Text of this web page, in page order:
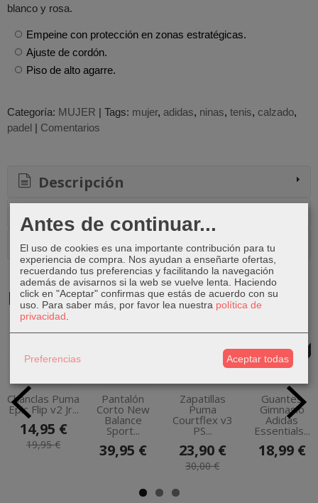
blanco y rosa.
Empeine con protección en zonas estratégicas.
Ajuste de cordón.
Piso de alto agarre.
Categoría: MUJER | Tags: mujer adidas ninas tenis calzado
padel | Comentarios
Descripción
Costes de Envío
Comentarios
Productos Relacionados
-25 %
Chanclas Puma
Epic Flip v2 Jr...
14,95 €
19,95 €
Pantalón
Corto New
Balance
Sport...
39,95 €
-20 %
Zapatillas
Puma
Courtflex v3
PS...
23,90 €
30,00 €
Guantes
Gimnasio
Adidas
Essentials...
18,99 €
Antes de continuar...
El uso de cookies es una importante contribución para tu
experiencia de compra. Nos ayudan a enseñarte ofertas,
recuerdando tus preferencias y facilitando la navegación
además de avisarnos si la web se vuelve lenta. Haciendo
click en "Aceptar" confirmas que estás de acuerdo con su
uso. Para saber más, por favor lea nuestra política de
privacidad
Preferencias Aceptar todas